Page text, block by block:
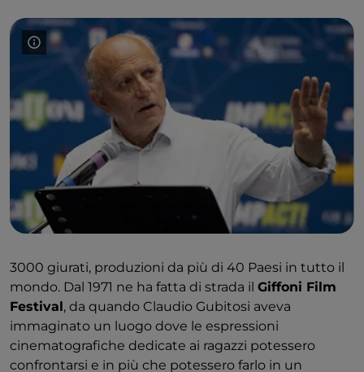
3000 giurati, produzioni da più di 40 Paesi in tutto il
mondo. Dal 1971 ne ha fatta di strada il Giffoni Film
Festival, da quando Claudio Gubitosi aveva
immaginato un luogo dove le espressioni
cinematografiche dedicate ai ragazzi potessero
confrontarsi e in più che potessero farlo in un